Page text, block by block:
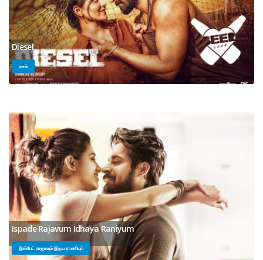
Diesel
டீசல்
Ispade Rajavum Idhaya Raniyum
இஸ்பேட் ராஜாவும் இதய ராணியும்